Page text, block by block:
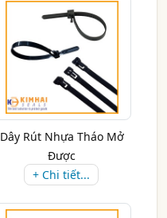
Dây Rút Nhựa Tháo Mở
Được
+ Chi tiết...